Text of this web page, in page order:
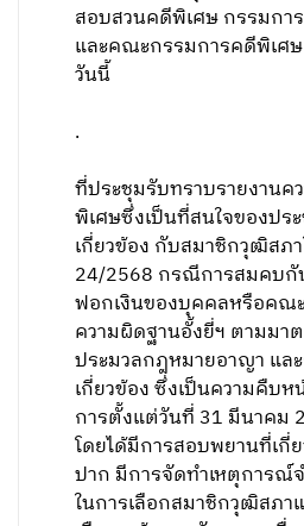
สอบสวนคดีพิเศษ กรรมกา
และคณะกรรมการคดีพิเศษ
วันนี้
.
ที่ประชุมรับทราบรายงาน
พิเศษซึ่งเป็นที่สนใจของปร
เกี่ยวข้อง กับสมาชิกวุฒิสภ
24/2568 กรณีการสมคบกั
ฟอกเงินของบุคคลหรือคณ
ความผิดฐานอั้งยี่ฯ ตามมา
ประมวลกฎหมายอาญา แล
เกี่ยวข้อง ซึ่งเป็นความคืบห
การตั้งแต่วันที่ 31 มีนาคม
โดยได้มีการสอบพยานที่เกี่
ปาก มีการจัดทำเหตุการณ์
ในการเลือกสมาชิกวุฒิสภา